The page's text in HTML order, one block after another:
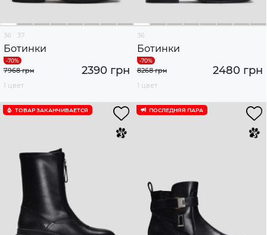
36 37
Ботинки
2390 грн
7968 грн
1 цвет
36
Ботинки
2480 грн
8268 грн
1 цвет
ТОВАР ЗАКАНЧИВАЕТСЯ ПОСЛЕДНЯЯ ПАРА